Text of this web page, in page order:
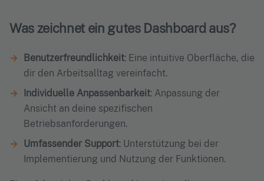
Was zeichnet ein gutes Dashboard aus?
Benutzerfreundlichkeit: Eine intuitive Oberfläche, die
dir den Arbeitsalltag vereinfacht.
Individuelle Anpassenbarkeit: Anpassung der
Ansicht an deine spezifischen
Betriebsanforderungen.
Umfassender Support: Unterstützung bei der
Implementierung und Nutzung der Funktionen.